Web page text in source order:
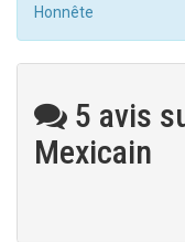
Honnête
5 avis
Mexicain